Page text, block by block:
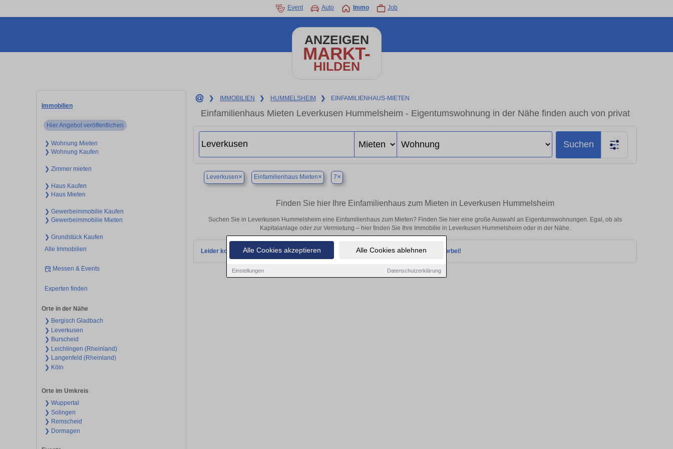
Alle Cookies akzeptieren Alle Cookies ablehnen
Einstellungen Datenschutzerklärung
Event Auto Immo Job
ANZEIGEN
MARKT-
HILDEN
Immobilien
Hier Angebot veröffentlichen
❯ Wohnung Mieten
❯ Wohnung Kaufen
❯ Zimmer mieten
❯ Haus Kaufen
❯ Haus Mieten
❯ Gewerbeimmobilie Kaufen
❯ Gewerbeimmobilie Mieten
❯ Grundstück Kaufen
Alle Immobilien
Messen & Events
Experten finden
Orte in der Nähe
❯ Bergisch Gladbach
❯ Leverkusen
❯ Burscheid
❯ Leichlingen (Rheinland)
❯ Langenfeld (Rheinland)
❯ Köln
Orte im Umkreis
❯ Wuppertal
❯ Solingen
❯ Remscheid
❯ Dormagen
❯ IMMOBILIEN ❯ HUMMELSHEIM ❯ EINFAMILIENHAUS-MIETEN
Einfamilienhaus Mieten Leverkusen Hummelsheim - Eigentumswohnung in der Nähe finden auch von privat
Suchen
Leverkusen× Einfamilienhaus Mieten× 7×
Finden Sie hier Ihre Einfamilienhaus zum Mieten in Leverkusen Hummelsheim
Suchen Sie in Leverkusen Hummelsheim eine Einfamilienhaus zum Mieten? Finden Sie hier eine große Auswahl an Eigentumswohnungen. Egal, ob als
Kapitalanlage oder zur Vermietung – hier finden Sie Ihre Immobilie in Leverkusen Hummelsheim oder in der Nähe.
Leider konnten wir derzeit keine passenden Objekte finden. Schauen Sie bald wieder vorbei!